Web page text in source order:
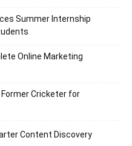
Summer Internship
Online Marketing
Cricketer for
Content Discovery